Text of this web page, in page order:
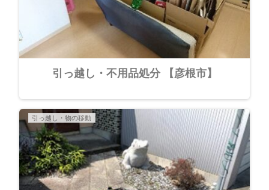
引っ越し・不用品処分 【彦根市】
引っ越し・物の移動